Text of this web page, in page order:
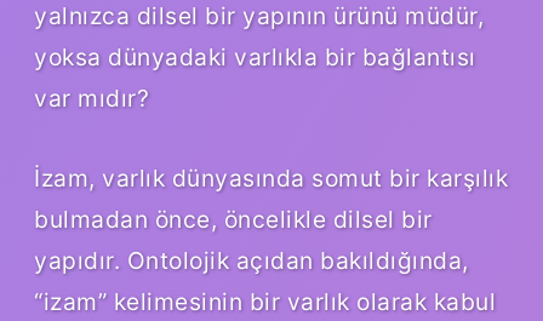
yalnızca dilsel bir yapının ürünü müdür,
yoksa dünyadaki varlıkla bir bağlantısı
var mıdır?
İzam, varlık dünyasında somut bir karşılık
bulmadan önce, öncelikle dilsel bir
yapıdır. Ontolojik açıdan bakıldığında,
“izam” kelimesinin bir varlık olarak kabul